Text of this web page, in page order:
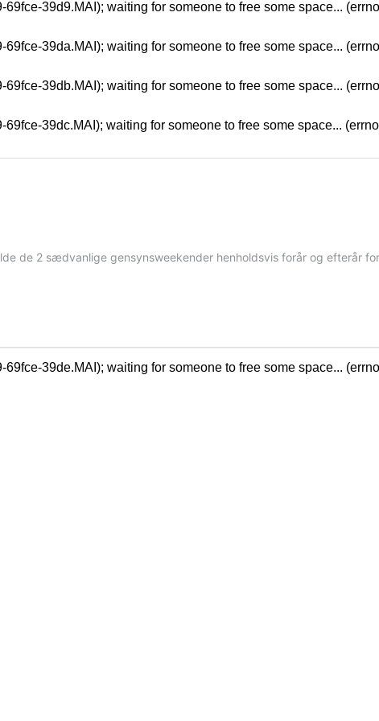
39d9.MAI); waiting for someone to free some space...
39da.MAI); waiting for someone to free some space...
39db.MAI); waiting for someone to free some space...
39dc.MAI); waiting for someone to free some space...
de 2 sædvanlige gensynsweekender henholdsvis forår og efterår
39de.MAI); waiting for someone to free some space...